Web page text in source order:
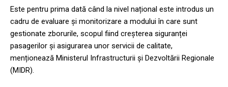
Este pentru prima dată când la nivel național este introdus un
cadru de evaluare și monitorizare a modului în care sunt
gestionate zborurile, scopul fiind creșterea siguranței
pasagerilor și asigurarea unor servicii de calitate,
menționează Ministerul Infrastructurii și Dezvoltării Regionale
(MIDR).